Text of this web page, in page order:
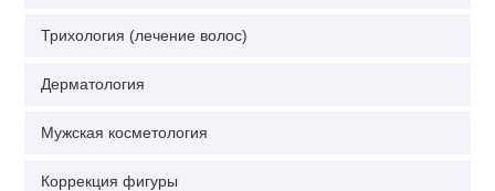
Трихология (лечение волос)
Дерматология
Мужская косметология
Коррекция фигуры